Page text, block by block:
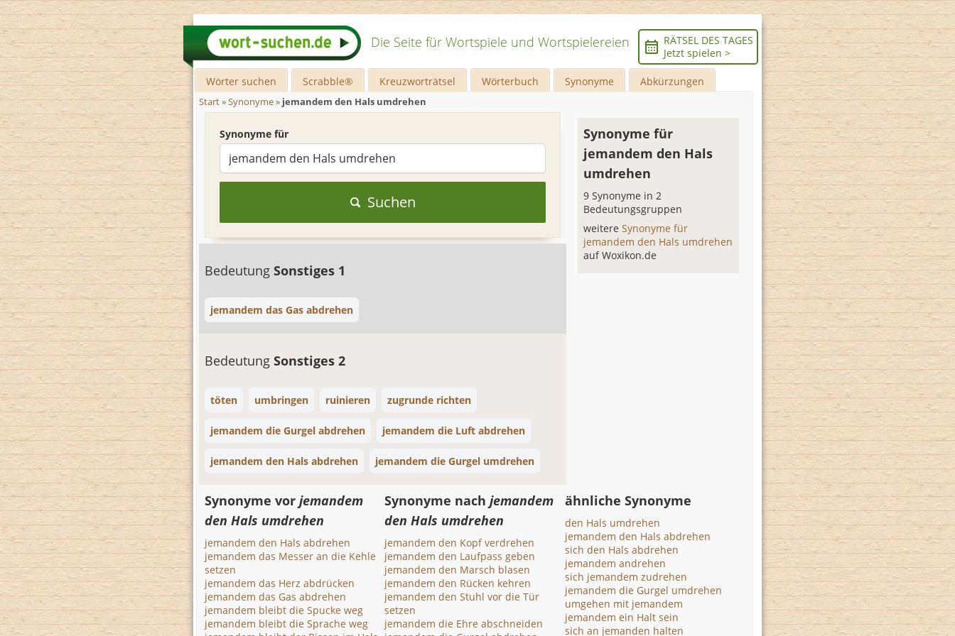
Die Seite für Wortspiele und Wortspielereien
RÄTSEL DES TAGES
Jetzt spielen >
Wörter suchen Scrabble® Kreuzworträtsel Wörterbuch Synonyme Abkürzungen
Start»Synonyme» jemandem den Hals umdrehen
Synonyme für
Suchen
Bedeutung Sonstiges 1
jemandem das Gas abdrehen
Bedeutung Sonstiges 2
töten umbringen ruinieren zugrunde richten
jemandem die Gurgel abdrehen jemandem die Luft abdrehen
jemandem den Hals abdrehen jemandem die Gurgel umdrehen
Synonyme für
jemandem den Hals
umdrehen
9 Synonyme in 2
Bedeutungsgruppen
weitereSynonyme für
jemandem den Hals umdrehen
auf Woxikon.de
Synonyme vor jemandem
den Hals umdrehen
jemandem den Hals abdrehen
jemandem das Messer an die Kehle
setzen
jemandem das Herz abdrücken
jemandem das Gas abdrehen
jemandem bleibt die Spucke weg
jemandem bleibt die Sprache weg
Synonyme nachjemandem
den Hals umdrehen
jemandem den Kopf verdrehen
jemandem den Laufpass geben
jemandem den Marsch blasen
jemandem den Rücken kehren
jemandem den Stuhl vor die Tür
setzen
jemandem die Ehre abschneiden
ähnliche Synonyme
den Hals umdrehen
jemandem den Hals abdrehen
sich den Hals abdrehen
jemandem andrehen
sich jemandem zudrehen
jemandem die Gurgel umdrehen
umgehen mit jemandem
jemandem ein Halt sein
sich an jemanden halten